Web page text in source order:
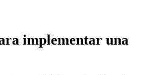
implementar una